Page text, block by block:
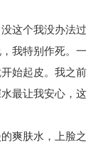
这个我没办法过
我特别作死。一
始起皮。我之前
最让我安心，这
爽肤水，上脸之